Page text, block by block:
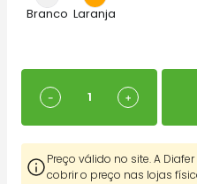
＋
－
Preço válido no site. A
cobrir o preço nas lojas